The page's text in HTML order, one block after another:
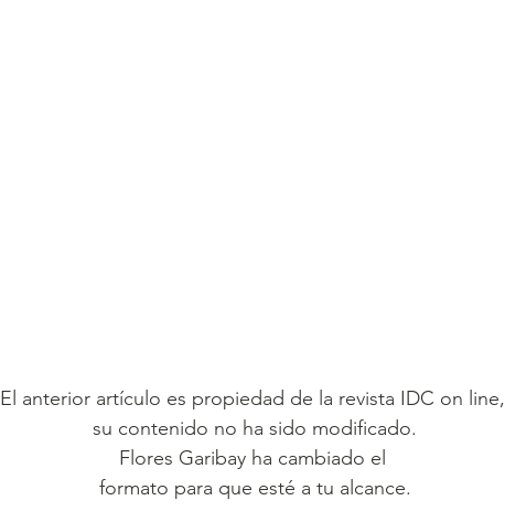
El anterior artículo es propiedad de la revista IDC on line,
su contenido no ha sido modificado.
Flores Garibay ha cambiado el
formato para que esté a tu alcance.